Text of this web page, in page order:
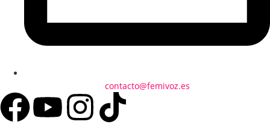
contacto@femivoz.es